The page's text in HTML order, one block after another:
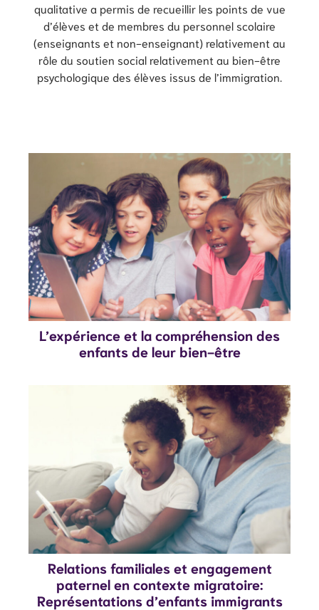
qualitative a permis de recueillir les points de vue
d’élèves et de membres du personnel scolaire
(enseignants et non-enseignant) relativement au
rôle du soutien social relativement au bien-être
psychologique des élèves issus de l’immigration.
L’expérience et la compréhension des
enfants de leur bien-être
Relations familiales et engagement
paternel en contexte migratoire:
Représentations d’enfants immigrants